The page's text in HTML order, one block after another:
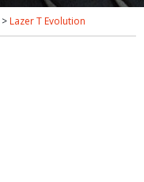
> Lazer T Evolution